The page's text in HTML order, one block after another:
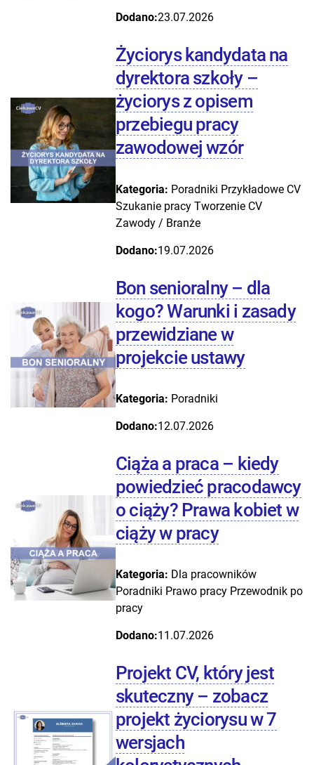
Dodano:23.07.2026
Życiorys kandydata na
dyrektora szkoły –
życiorys z opisem
przebiegu pracy
zawodowej wzór
Kategoria: Poradniki Przykładowe CV
Szukanie pracy Tworzenie CV
Zawody / Branże
Dodano:19.07.2026
Bon senioralny – dla
kogo? Warunki i zasady
przewidziane w
projekcie ustawy
Kategoria: Poradniki
Dodano:12.07.2026
Ciąża a praca – kiedy
powiedzieć pracodawcy
o ciąży? Prawa kobiet w
ciąży w pracy
Kategoria: Dla pracowników
Poradniki Prawo pracy Przewodnik po
pracy
Dodano:11.07.2026
Projekt CV, który jest
skuteczny – zobacz
projekt życiorysu w 7
wersjach